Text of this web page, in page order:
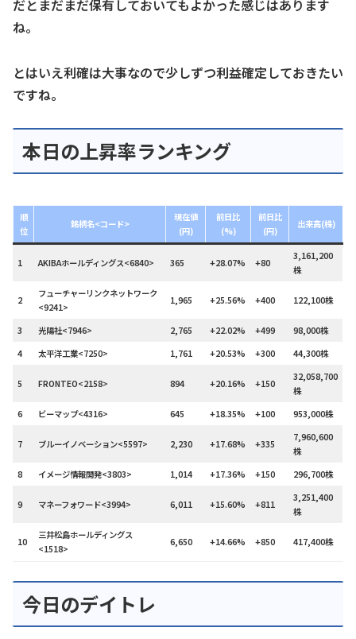
だとまだまだ保有しておいてもよかった感じはあります
ね。
とはいえ利確は大事なので少しずつ利益確定しておきたい
ですね。
本日の上昇率ランキング
順
位
銘柄名<コード>
現在値
(円)
前日比
(%)
前日比
(円)
出来高(株)
1 AKIBAホールディングス<6840> 365 +28.07% +80
3,161,200
株
2
フューチャーリンクネットワーク
<9241>
1,965 +25.56% +400 122,100株
3 光陽社<7946> 2,765 +22.02% +499
98,000株
4
太平洋工業<7250> 1,761 +20.53% +300 44,300株
5 FRONTEO<2158> 894 +20.16% +150
32,058,700
株
6
ビーマップ<4316> 645 +18.35% +100 953,000株
7 ブルーイノベーション<5597> 2,230 +17.68% +335
7,960,600
株
8
イメージ情報開発<3803> 1,014 +17.36% +150 296,700株
9 マネーフォワード<3994> 6,011 +15.60% +811
3,251,400
株
10
三井松島ホールディングス
<1518>
6,650 +14.66% +850 417,400株
今日のデイトレ